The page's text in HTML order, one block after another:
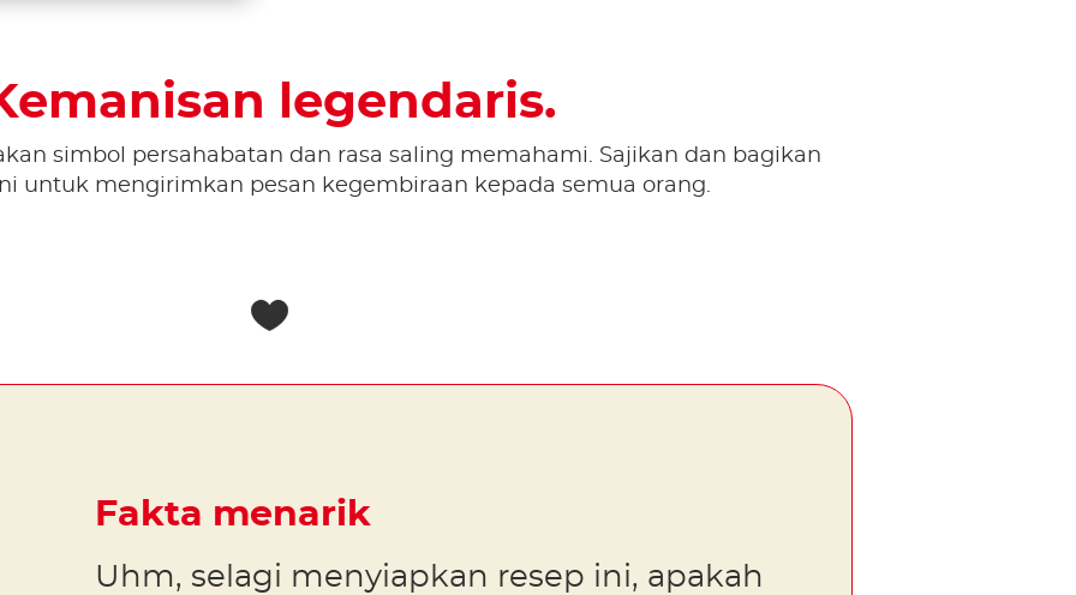
legendaris.
simbol persahabatan dan rasa saling memahami. Sajikan dan bagikan
untuk mengirimkan pesan kegembiraan kepada semua orang.
Fakta menarik
Uhm, selagi menyiapkan resep ini, apakah